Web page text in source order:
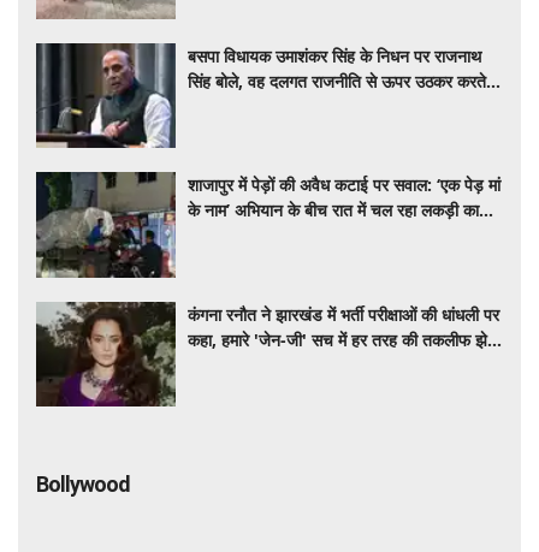
बसपा विधायक उमाशंकर सिंह के निधन पर राजनाथ
सिंह बोले, वह दलगत राजनीति से ऊपर उठकर करते थे
शाजापुर में पेड़ों की अवैध कटाई पर सवाल: ‘एक पेड़ मां
के नाम’ अभियान के बीच रात में चल रहा लकड़ी का
कंगना रनौत ने झारखंड में भर्ती परीक्षाओं की धांधली पर
कहा, हमारे 'जेन-जी' सच में हर तरह की तकलीफ झेल
Bollywood